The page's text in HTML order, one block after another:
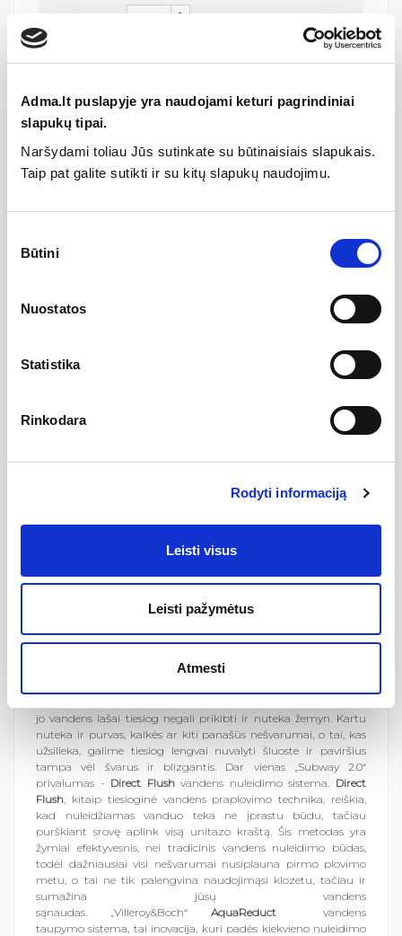
Adma.lt puslapyje yra naudojami keturi pagrindiniai
slapukų tipai.
Naršydami toliau Jūs sutinkate su būtinaisiais slapukais.
Taip pat galite sutikti ir su kitų slapukų naudojimu.
pasirinkimas
Būtini
Nuostatos
Statistika
Rinkodara
Rodyti informaciją
Leisti visus
Leisti pažymėtus
Atmesti
819,38 €
Pridėti komplektą į krepšelį
„Subway“ - subtilus paprastumas. Šios kolekcijos klientams siūlo
2.0“ pakabinamas klozetas - tai švelnios linijos, lengvai
vidiniu keraminiu krašteliu (rimless), ši technologija sumažina
nešvarumų sankaupas, todėl tokie klozetai yra žymiai
bakterijos, kalkės ar kiti nešvarumai. Dėl savo montavimo būdo
valomas ir atsparus įbrėžimams.CeramicPlus
jo vandens lašai tiesiog negali prikibti ir nuteka žemyn. Kartu
nuteka ir purvas, kalkės ar kiti panašūs nešvarumai, o tai, kas
užsilieka, galime tiesiog lengvai nuvalyti šluoste ir paviršius
tampa vėl švarus ir blizgantis. Dar vienas „Subway 2.0“
privalumas - Direct Flushvandens nuleidimo sistema. Direct
Flush , kitaip tiesioginė vandens praplovimo technika, reiškia,
kad nuleidžiamas vanduo teka ne įprastu būdu, tačiau
purškiant srovę aplink visą unitazo kraštą. Šis metodas yra
žymiai efektyvesnis, nei tradicinis vandens nuleidimo būdas,
todėl dažniausiai visi nešvarumai nusiplauna pirmo plovimo
metu, o tai ne tik palengvina naudojimąsi klozetu, tačiau ir
sumažina jūsų vandens
sąnaudas. „Villeroy&Boch“ AquaReduct
vandens
taupymo sistema, tai inovacija, kuri padės kiekvieno nuleidimo